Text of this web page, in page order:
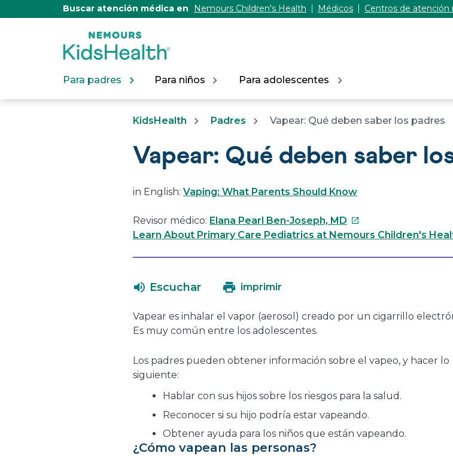
Buscar atención médica en Nemours Children's Health Médicos Centros de atención
Para padres Para niños Para adolescentes
KidsHealth Padres Vapear: Qué deben saber los padres
Vapear: Qué deben saber
in English: Vaping: What Parents Should Know
Revisor médico: Elana Pearl Ben-Joseph, MD Este
enlace
ventana
Learn About Primary Care Pediatrics at Nemours Children's
Escuchar imprimir
Vapear es inhalar el vapor (aerosol) creado por un cigarrillo
Es muy común entre los adolescentes.
Los padres pueden obtener información sobre el vapeo, y hacer lo
siguiente:
Hablar con sus hijos sobre los riesgos para la salud.
Reconocer si su hijo podría estar vapeando.
Obtener ayuda para los niños que están vapeando.
¿Cómo vapean las personas?